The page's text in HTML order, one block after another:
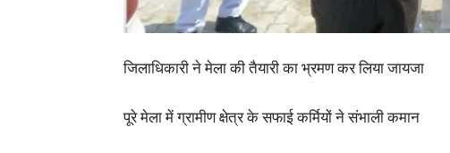
जिलाधिकारी ने मेला की तैयारी का भ्रमण कर लिया जायजा
पूरे मेला में ग्रामीण क्षेत्र के सफाई कर्मियों ने संभाली कमान